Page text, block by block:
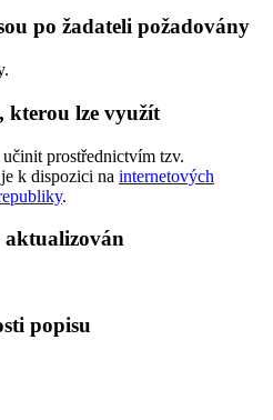
po žadateli požadovány
kterou lze využít
prostřednictvím tzv.
k dispozici na internetových
.
aktualizován
popisu